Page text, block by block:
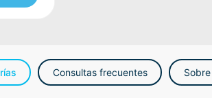
Consultas frecuentes